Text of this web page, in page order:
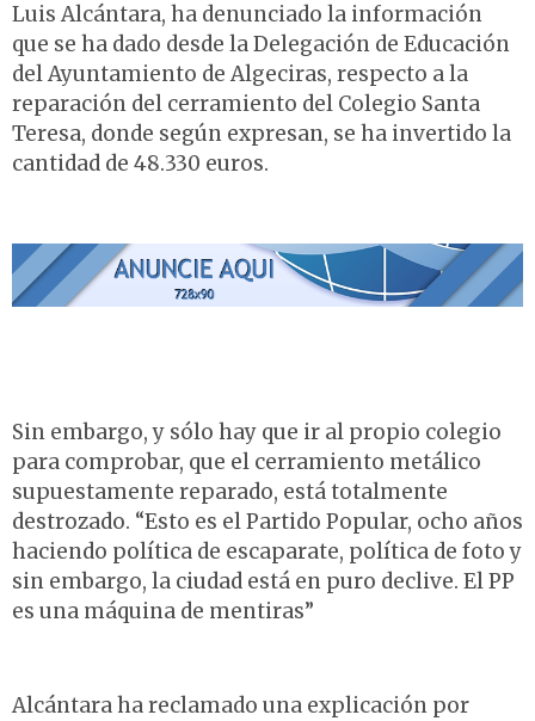
Luis Alcántara, ha denunciado la información
que se ha dado desde la Delegación de Educación
del Ayuntamiento de Algeciras, respecto a la
reparación del cerramiento del Colegio Santa
Teresa, donde según expresan, se ha invertido la
cantidad de 48.330 euros.
Sin embargo, y sólo hay que ir al propio colegio
para comprobar, que el cerramiento metálico
supuestamente reparado, está totalmente
destrozado. “Esto es el Partido Popular, ocho años
haciendo política de escaparate, política de foto y
sin embargo, la ciudad está en puro declive. El PP
es una máquina de mentiras”
Alcántara ha reclamado una explicación por